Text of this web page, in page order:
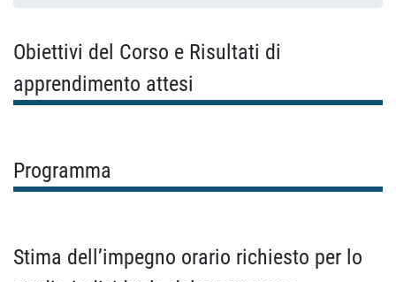
Obiettivi del Corso e Risultati di
apprendimento attesi
Programma
Stima dell’impegno orario richiesto per lo